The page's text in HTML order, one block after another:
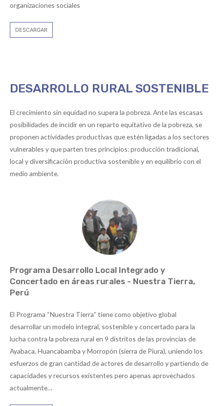
organizaciones sociales
DESCARGAR
DESARROLLO RURAL SOSTENIBLE
El crecimiento sin equidad no supera la pobreza. Ante las escasas
posibilidades de incidir en un reparto equitativo de la pobreza, se
proponen actividades productivas que estén ligadas a los sectores
vulnerables y que parten tres principios: producción tradicional,
local y diversificación productiva sostenible y en equilibrio con el
medio ambiente.
Programa Desarrollo Local Integrado y
Concertado en áreas rurales - Nuestra Tierra,
Perú
El Programa “Nuestra Tierra” tiene como objetivo global
desarrollar un modelo integral, sostenible y concertado para la
lucha contra la pobreza rural en 9 distritos de las provincias de
Ayabaca, Huancabamba y Morropón (sierra de Piura), uniendo los
esfuerzos de gran cantidad de actores de desarrollo y partiendo de
capacidades y recursos existentes pero apenas aprovechados
actualmente…